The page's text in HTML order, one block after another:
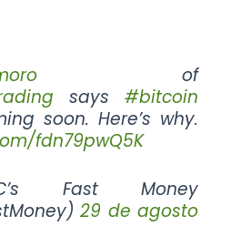
of
says #bitcoin
soon. Here’s why.
fdn79pwQ5K
Fast Money
29 de agosto